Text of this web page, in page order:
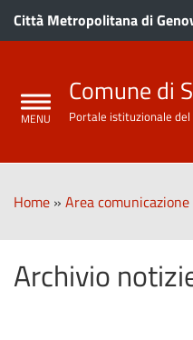
Città Metropolitana di
Comune di
Portale istituzionale del
Home » Area comunicazione
Archivio